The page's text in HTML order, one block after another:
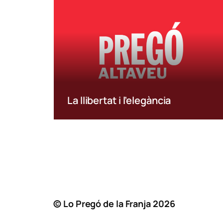
La llibertat i l’elegància
© Lo Pregó de la Franja 2026